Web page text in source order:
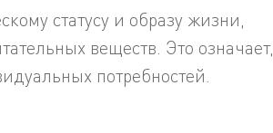
статусу и образу жизни,
веществ. Это означает,
потребностей.